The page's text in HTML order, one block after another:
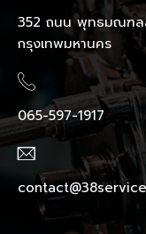
352 ถนน พุทธมณฑล
กรุงเทพมหานคร
065-597-1917